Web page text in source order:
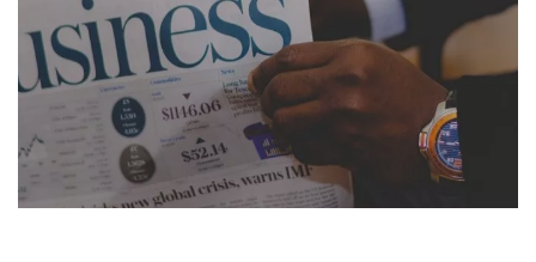
conference is intended for everyone involved in the
semiconductor industry, including engineers,
professional experts, and senior executives.
לחץ לפרטים